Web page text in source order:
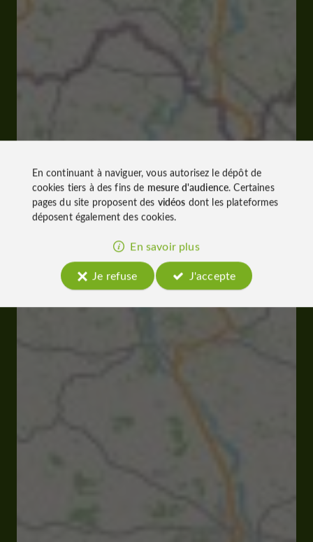
En continuant à naviguer, vous autorisez le dépôt de
cookies tiers à des fins de mesure d'audience. Certaines
pages du site proposent des vidéos dont les plateformes
déposent également des cookies.
En savoir plus
Je refuse
J'accepte